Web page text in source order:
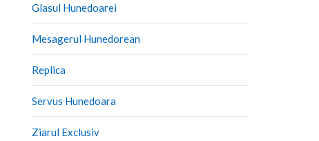
Glasul Hunedoarei
Mesagerul Hunedorean
Replica
Servus Hunedoara
Ziarul Exclusiv